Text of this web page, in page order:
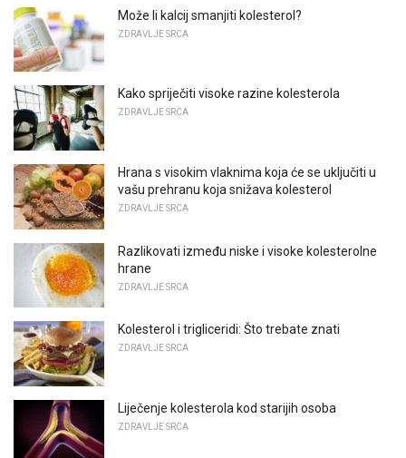
Može li kalcij smanjiti kolesterol?
ZDRAVLJE SRCA
Kako spriječiti visoke razine kolesterola
ZDRAVLJE SRCA
Hrana s visokim vlaknima koja će se uključiti u
vašu prehranu koja snižava kolesterol
ZDRAVLJE SRCA
Razlikovati između niske i visoke kolesterolne
hrane
ZDRAVLJE SRCA
Kolesterol i trigliceridi: Što trebate znati
ZDRAVLJE SRCA
Liječenje kolesterola kod starijih osoba
ZDRAVLJE SRCA